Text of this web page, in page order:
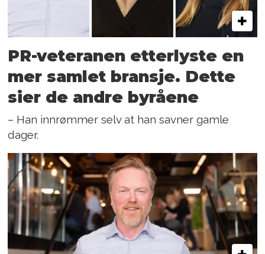
PR-veteranen etterlyste en
mer samlet bransje. Dette
sier de andre byråene
– Han innrømmer selv at han savner gamle
dager.